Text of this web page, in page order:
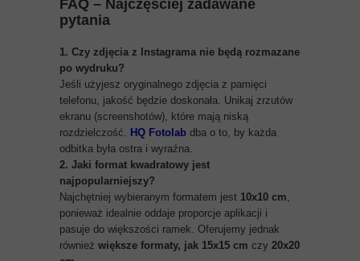
FAQ – Najczęściej zadawane
pytania
1. Czy zdjęcia z Instagrama nie będą rozmazane
po wydruku?
Jeśli użyjesz oryginalnego zdjęcia z pamięci
telefonu, jakość będzie doskonała. Unikaj zrzutów
ekranu (screenshotów), które mają niską
rozdzielczość. HQ Fotolab dba o to, by każda
odbitka była ostra i wyraźna.
2. Jaki format kwadratowy jest
najpopularniejszy?
Najchętniej wybieranym formatem jest 10x10 cm,
ponieważ idealnie oddaje proporcje aplikacji i
pasuje do większości ramek. Oferujemy jednak
również większe formaty, jak 15x15 cm czy 20x20